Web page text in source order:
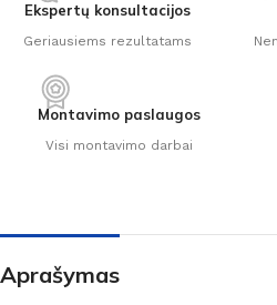
Ekspertų konsultacijos
Geriausiems rezultatams
Montavimo paslaugos
Visi montavimo darbai
Aprašymas